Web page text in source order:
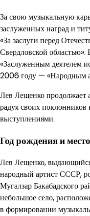
За свою музыкальную
заслуженных наград и
«За заслуги перед
Свердловской
«Заслуженным деятелем
2006 году — «Народным
Лев Лещенко продолжает
радуя своих
выступлениями.
Год рождения и
Лев Лещенко,
народный артист СССР,
Мугалзар Бакабадского
небольшое село,
в формировании